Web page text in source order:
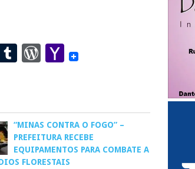
Tumblr
WordPress
Yahoo
“MINAS CONTRA O FOGO” –
PREFEITURA RECEBE
EQUIPAMENTOS PARA COMBATE A
FLORESTAIS